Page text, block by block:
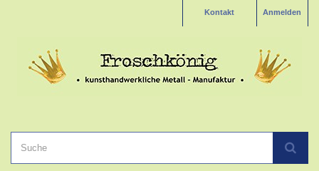
Anmelden
Kontakt